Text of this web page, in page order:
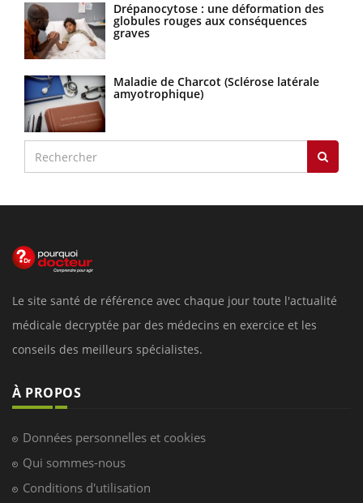
Drépanocytose : une déformation des
globules rouges aux conséquences
graves
Maladie de Charcot (Sclérose latérale
amyotrophique)
Le site santé de référence avec chaque jour toute l'actualité
médicale decryptée par des médecins en exercice et les
conseils des meilleurs spécialistes.
À PROPOS
Données personnelles et cookies
Qui sommes-nous
Conditions d'utilisation